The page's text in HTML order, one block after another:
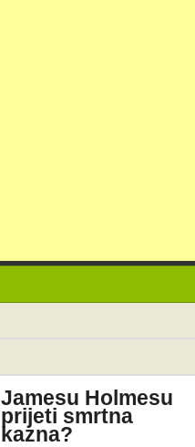
Jamesu Holmesu
prijeti smrtna
kazna?